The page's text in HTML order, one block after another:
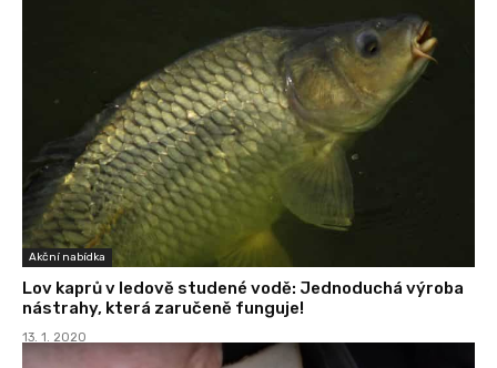
Akční nabídka
Lov kaprů v ledově studené vodě: Jednoduchá výroba
nástrahy, která zaručeně funguje!
13. 1. 2020